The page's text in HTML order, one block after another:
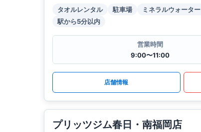
タオルレンタル 駐車場 ミネラルウォーター
駅から5分以内
営業時間
9:00〜11:00
店舗情報
プリッツジム春日・南福岡店